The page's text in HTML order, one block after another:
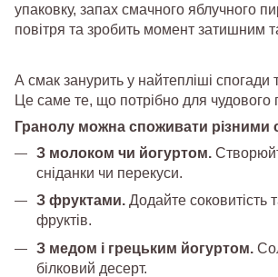
упаковку, запах смачного яблучного
повітря та зробить момент затишним
А смак занурить у найтепліші спогади
Це саме те, що потрібно для чудового
Гранолу можна споживати різними
З молоком чи йогуртом.
сніданки чи перекуси.
З фруктами. Додайте соковитість
фруктів.
З медом і грецьким йогуртом.
білковий десерт.